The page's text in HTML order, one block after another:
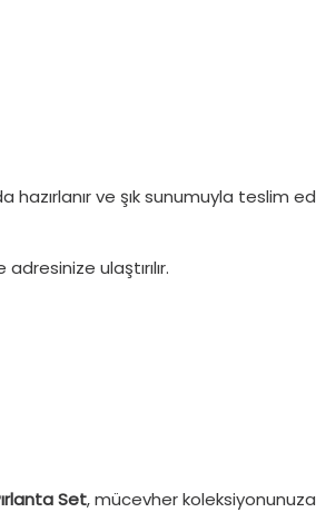
ve şık sunumuyla teslim
ulaştırılır.
Set, mücevher